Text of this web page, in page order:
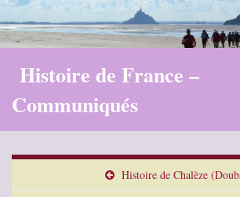
Histoire de France –
Communiqués
Histoire de Chalèze